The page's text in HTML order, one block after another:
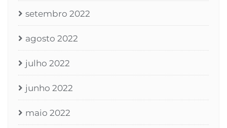
setembro 2022
agosto 2022
julho 2022
junho 2022
maio 2022